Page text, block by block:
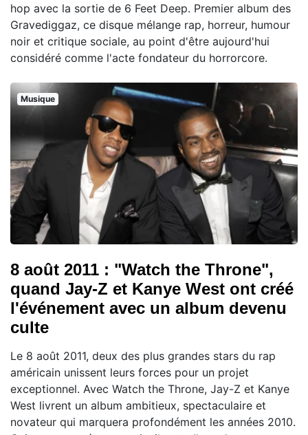
hop avec la sortie de 6 Feet Deep. Premier album des
Gravediggaz, ce disque mélange rap, horreur, humour
noir et critique sociale, au point d'être aujourd'hui
considéré comme l'acte fondateur du horrorcore.
Musique
8 août 2011 : "Watch the Throne",
quand Jay-Z et Kanye West ont créé
l'événement avec un album devenu
culte
Le 8 août 2011, deux des plus grandes stars du rap
américain unissent leurs forces pour un projet
exceptionnel. Avec Watch the Throne, Jay-Z et Kanye
West livrent un album ambitieux, spectaculaire et
novateur qui marquera profondément les années 2010.